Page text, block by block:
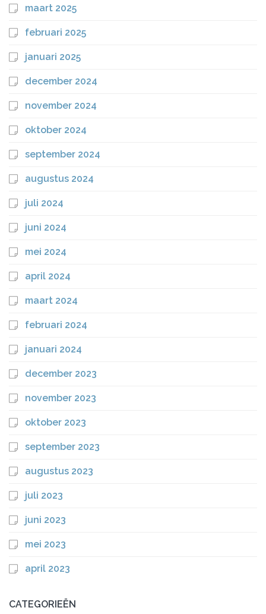
maart 2025
februari 2025
januari 2025
december 2024
november 2024
oktober 2024
september 2024
augustus 2024
juli 2024
juni 2024
mei 2024
april 2024
maart 2024
februari 2024
januari 2024
december 2023
november 2023
oktober 2023
september 2023
augustus 2023
juli 2023
juni 2023
mei 2023
april 2023
CATEGORIEËN